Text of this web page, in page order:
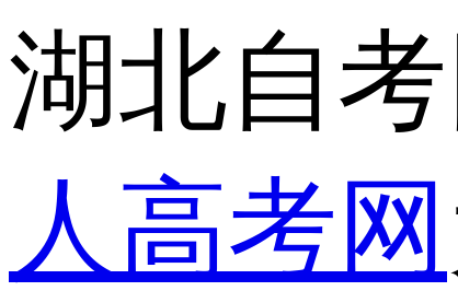
湖北自
人高考网